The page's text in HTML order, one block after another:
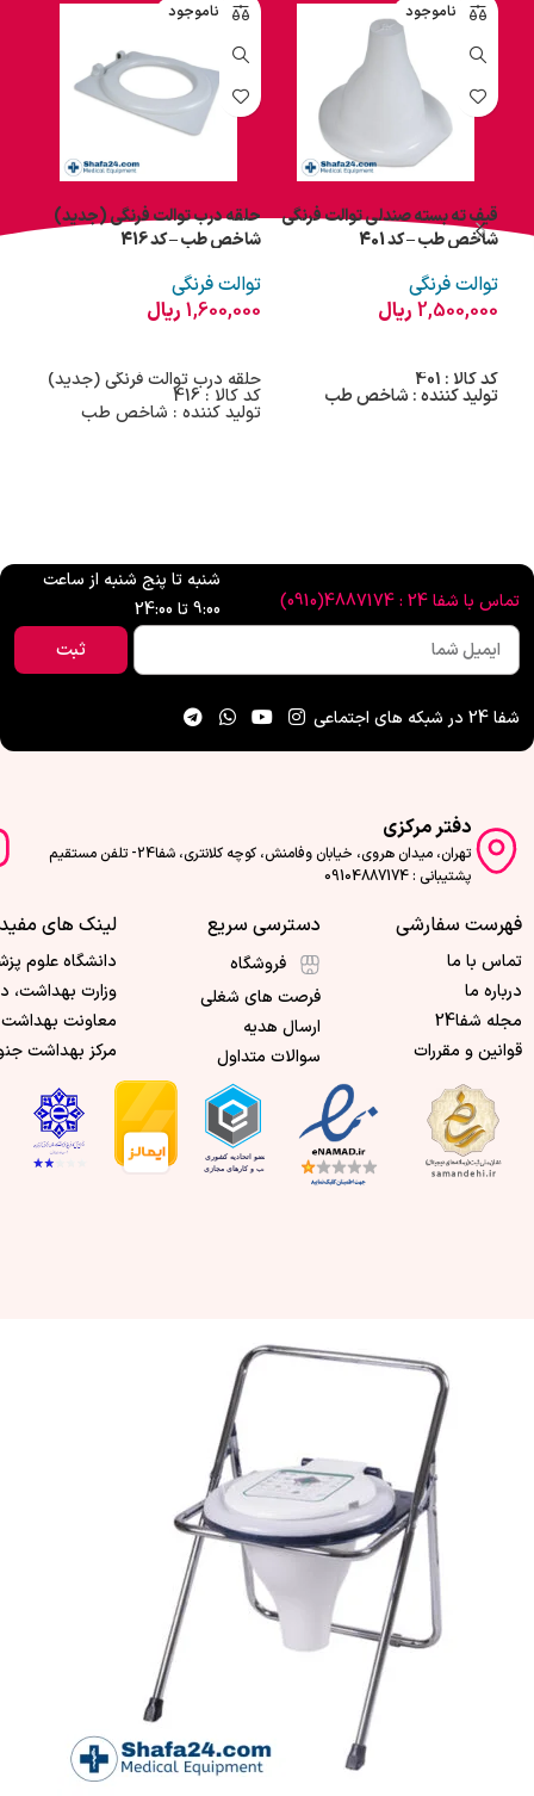
ناموجود
قیف ته بسته صندلی توالت فرنگی
شاخص طب – کد 401
توالت فرنگی
2,500,000 ریال
کد کالا : 401
تولید کننده : شاخص طب
ناموجود
حلقه درب توالت فرنگی (جدید)
شاخص طب – کد 416
توالت فرنگی
1,600,000 ریال
حلقه درب توالت فرنگی (جدید)
کد کالا : 416
تولید کننده : شاخص طب
تماس با شفا 24 : 4887174(0910)
شنبه تا پنج شنبه از ساعت
9:00 تا 24:00
ثبت
شفا 24 در شبکه های اجتماعی
دفتر مرکزی
تهران، میدان هروی، خیابان وفامنش، کوچه کلانتری، شفا24- تلفن مستقیم
پشتیبانی : 09104887174
فهرست سفارشی
تماس با ما
درباره ما
مجله شفا24
قوانین و مقررات
دسترسی سریع
فروشگاه
فرصت های شغلی
ارسال هدیه
سوالات متداول
لینک های
دانشگاه علوم
وزارت بهداشت،
معاونت
مرکز بهداشت